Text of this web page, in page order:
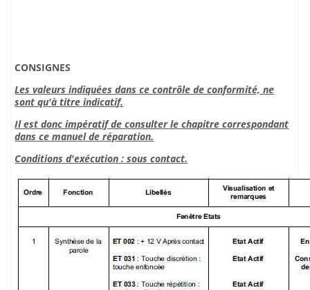
CONSIGNES
Les valeurs indiquées dans ce contrôle de conformité, ne
sont qu'à titre indicatif.
Il est donc impératif de consulter le chapitre correspondant
dans ce manuel de réparation.
Conditions d'exécution : sous contact.